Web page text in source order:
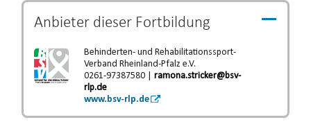
Anbieter dieser Fortbildung
Behinderten- und Rehabilitationssport-
Verband Rheinland-Pfalz e.V.
0261-97387580 | ramona.stricker@bsv-
rlp.de
www.bsv-rlp.de